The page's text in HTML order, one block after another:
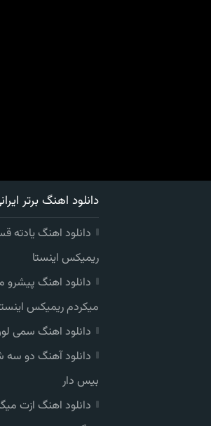
دانلود اهنگ برتر
دانلود اهنگ یادته
ریمیکس اینستا
دانلود اهنگ
میکردم ریمیکس
دانلود اهنگ سمی
دانلود آهنگ دو
بیس دار
دانلود اهنگ ازت